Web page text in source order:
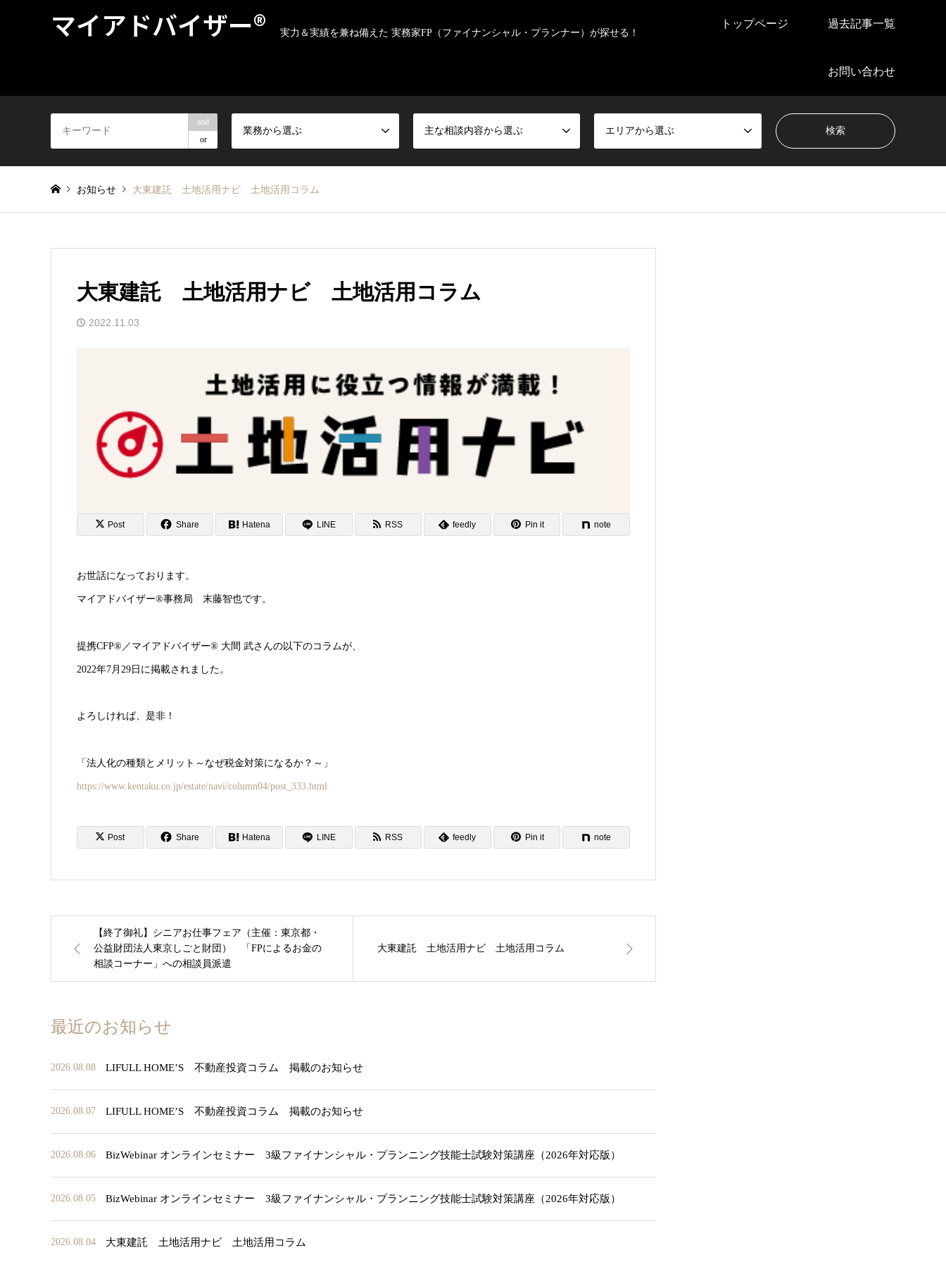
マイアドバイザー® 実力＆実績を兼ね備えた 実務家FP（ファイナンシャル・プランナー）が探せる！
トップページ 過去記事一覧
お問い合わせ
and
or
業務から選ぶ 主な相談内容から選ぶ エリアから選ぶ
お知らせ 大東建託 土地活用ナビ 土地活用コラム
大東建託 土地活用ナビ 土地活用コラム
2022.11.03
Post Share Hatena LINE RSS feedly Pin it note
お世話になっております。
マイアドバイザー®︎事務局 末藤智也です。
提携CFP®︎／マイアドバイザー®︎ 大間 武さんの以下のコラムが、
2022年7月29日に掲載されました。
よろしければ、是非！
「法人化の種類とメリット～なぜ税金対策になるか？～」
https://www.kentaku.co.jp/estate/navi/column04/post_333.html
Post Share Hatena LINE RSS feedly Pin it note
【終了御礼】シニアお仕事フェア（主催：東京都・
公益財団法人東京しごと財団） 「FPによるお金の
相談コーナー」への相談員派遣
大東建託 土地活用ナビ 土地活用コラム
最近のお知らせ
2026.08.08 LIFULL HOME’S 不動産投資コラム 掲載のお知らせ
2026.08.07 LIFULL HOME’S 不動産投資コラム 掲載のお知らせ
2026.08.06 BizWebinar オンラインセミナー 3級ファイナンシャル・プランニング技能士試験対策講座（2026年対応版）
2026.08.05 BizWebinar オンラインセミナー 3級ファイナンシャル・プランニング技能士試験対策講座（2026年対応版）
2026.08.04 大東建託 土地活用ナビ 土地活用コラム